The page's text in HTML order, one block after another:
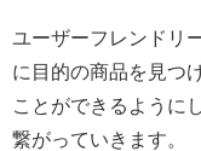
ユーザーフレンドリ
に目的の商品を見つ
ことができるように
繋がっていきます。